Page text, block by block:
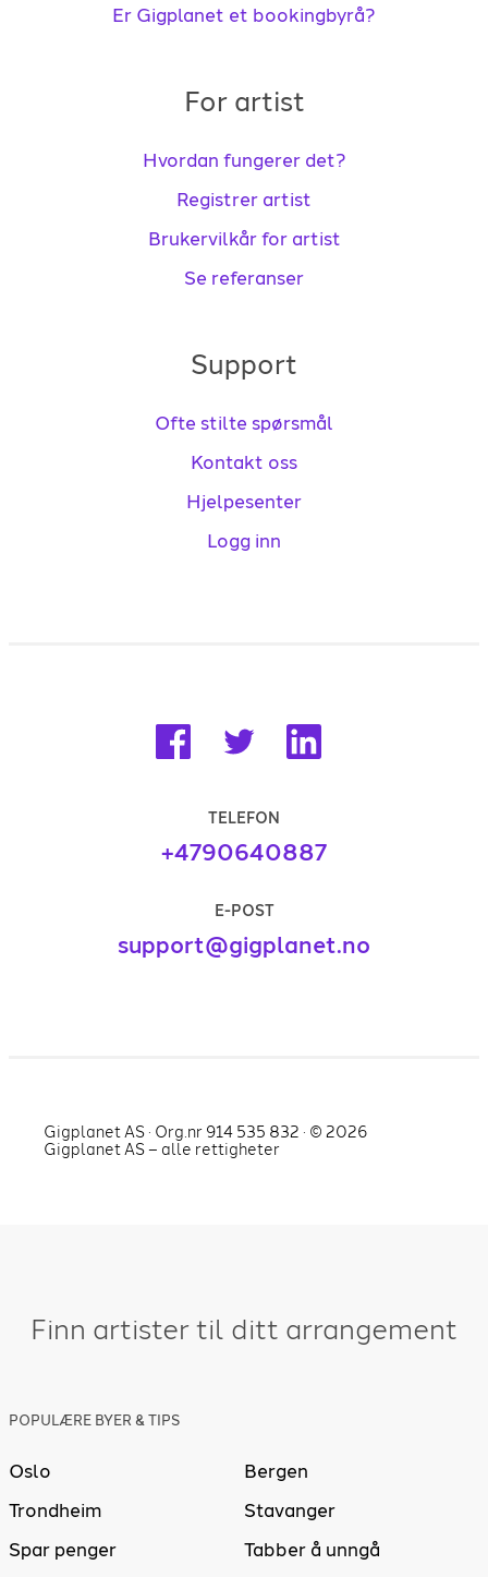
Er Gigplanet et bookingbyrå?
For artist
Hvordan fungerer det?
Registrer artist
Brukervilkår for artist
Se referanser
Support
Ofte stilte spørsmål
Kontakt oss
Hjelpesenter
Logg inn
TELEFON
+4790640887
E-POST
support@gigplanet.no
Gigplanet AS · Org.nr 914 535 832 · © 2026
Gigplanet AS – alle rettigheter
Finn artister til ditt arrangement
POPULÆRE BYER & TIPS
Oslo
Bergen
Trondheim
Stavanger
Spar penger
Tabber å unngå